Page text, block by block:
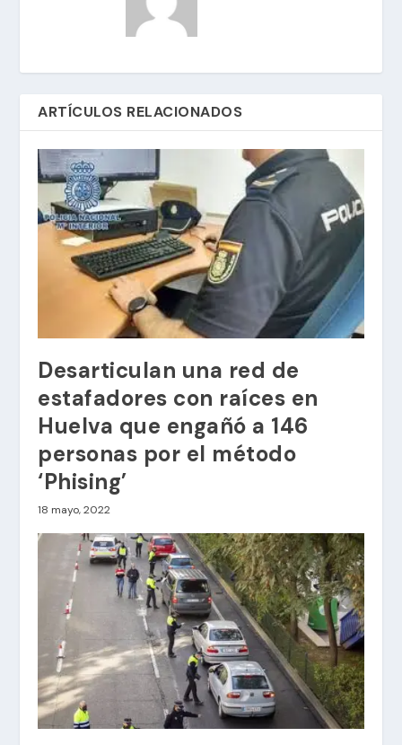
ARTÍCULOS RELACIONADOS
Desarticulan una red de
estafadores con raíces en
Huelva que engañó a 146
personas por el método
‘Phising’
18 mayo, 2022